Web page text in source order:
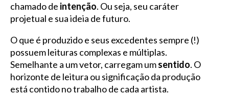
chamado de intenção. Ou seja, seu caráter
projetual e sua ideia de futuro.
O que é produzido e seus excedentes sempre (!)
possuem leituras complexas e múltiplas.
Semelhante a um vetor, carregam umsentido. O
horizonte de leitura ou significação da produção
está contido no trabalho de cada artista.